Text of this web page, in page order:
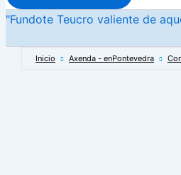
"Fundote Teucro valiente de
Inicio Axenda - enPontevedra